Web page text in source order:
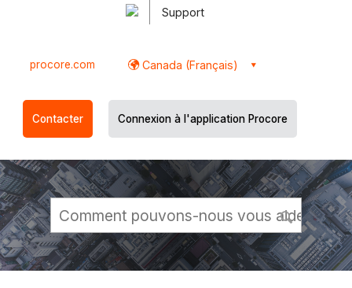
Support
procore.com Canada (Français)
Contacter Connexion à l'application Procore